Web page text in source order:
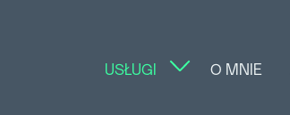
USŁUGI O MNIE